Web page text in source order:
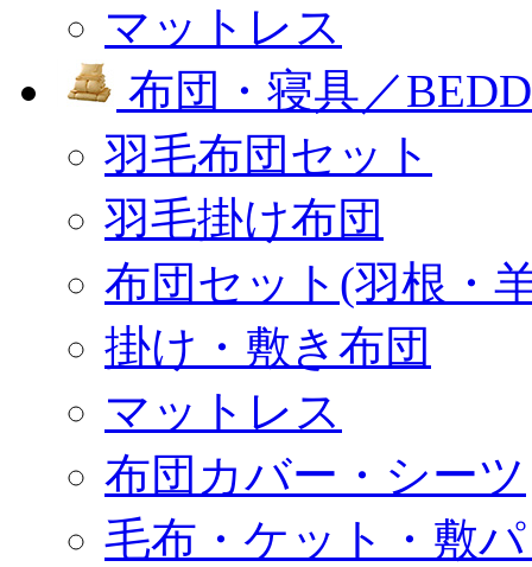
マットレス
布団・寝具／
羽毛布団セット
羽毛掛け布団
布団セット(羽根・
掛け・敷き布団
マットレス
布団カバー・シーツ
毛布・ケット・敷